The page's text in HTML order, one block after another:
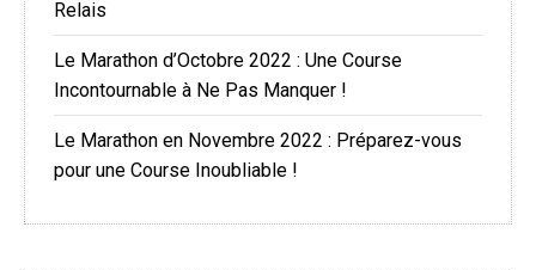
Relais
Le Marathon d’Octobre 2022 : Une Course
Incontournable à Ne Pas Manquer !
Le Marathon en Novembre 2022 : Préparez-vous
pour une Course Inoubliable !